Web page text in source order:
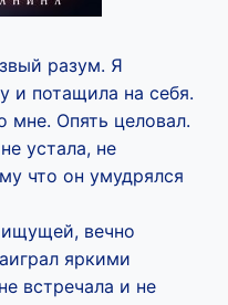
разум. Я
и потащила на себя.
мне. Опять целовал.
устала, не
что он умудрялся
вечно
яркими
встречала и не